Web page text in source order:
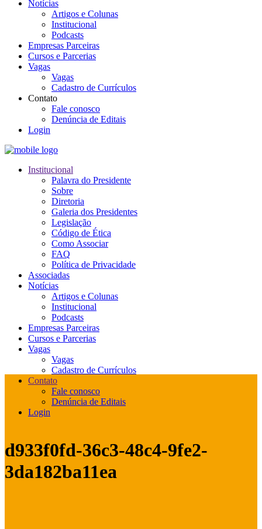
Notícias
Artigos e Colunas
Institucional
Podcasts
Empresas Parceiras
Cursos e Parcerias
Vagas
Vagas
Cadastro de Currículos
Contato
Fale conosco
Denúncia de Editais
Login
Institucional
Palavra do Presidente
Sobre
Diretoria
Galeria dos Presidentes
Legislação
Código de Ética
Como Associar
FAQ
Política de Privacidade
Associadas
Notícias
Artigos e Colunas
Institucional
Podcasts
Empresas Parceiras
Cursos e Parcerias
Vagas
Vagas
Cadastro de Currículos
Contato
Fale conosco
Denúncia de Editais
Login
d933f0fd-36c3-48c4-9fe2-
3da182ba11ea